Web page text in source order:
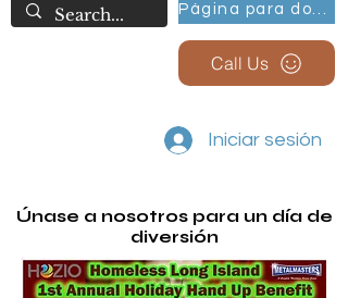
Página para donar
Call Us
Iniciar sesión
Únase a nosotros para un día de
diversión